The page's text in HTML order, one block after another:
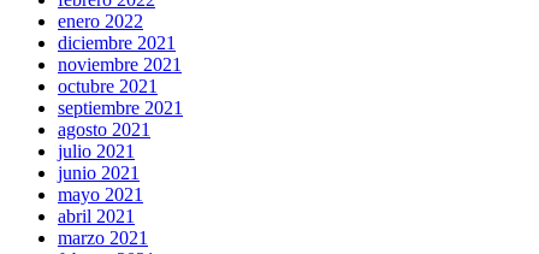
enero 2022
diciembre 2021
noviembre 2021
octubre 2021
septiembre 2021
agosto 2021
julio 2021
junio 2021
mayo 2021
abril 2021
marzo 2021